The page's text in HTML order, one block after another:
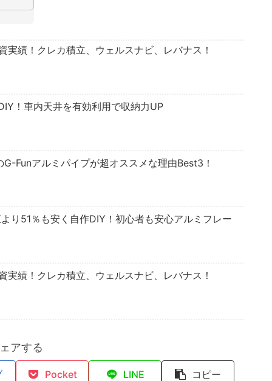
実績！クレカ積立、ウェルスナビ、レバナス！
！車内天井を有効利用で収納力UP
Funアルミパイプが超オススメな理由Best3！
り51％も安く自作DIY！初心者も安心アルミフレー
実績！クレカ積立、ウェルスナビ、レバナス！
アする
Pocket LINE コピー